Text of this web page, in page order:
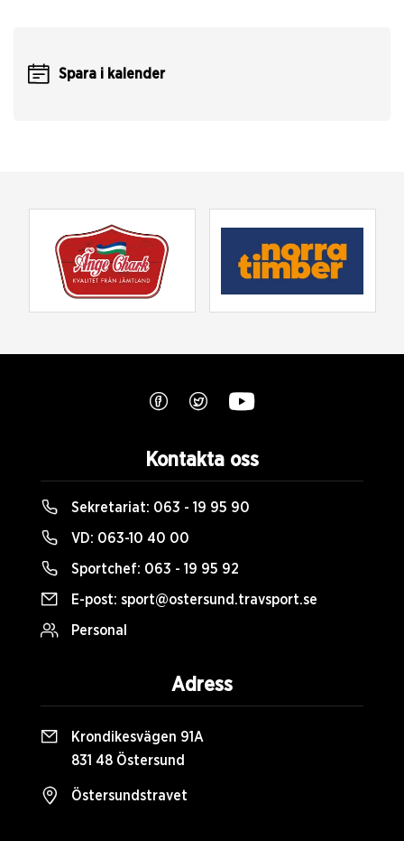
Spara i kalender
Kontakta oss
Sekretariat: 063 - 19 95 90
VD: 063-10 40 00
Sportchef: 063 - 19 95 92
E-post: sport@ostersund.travsport.se
Personal
Adress
Krondikesvägen 91A
831 48 Östersund
Östersundstravet